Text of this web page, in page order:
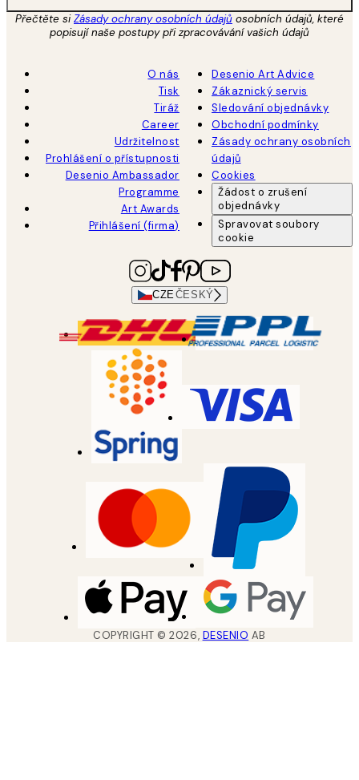
Přečtěte siZásady ochrany osobních údajů osobních údajů, které
popisují naše postupy při zpracovávání vašich údajů
O nás
Tisk
Tiráž
Career
Udržitelnost
Prohlášení o přístupnosti
Desenio Ambassador
Programme
Art Awards
Přihlášení (firma)
Desenio Art Advice
Zákaznický servis
Sledování objednávky
Obchodní podmínky
Zásady ochrany osobních
údajů
Cookies
Žádost o zrušení
objednávky
Spravovat soubory
cookie
CZEČESKÝ
COPYRIGHT ©2026, DESENIO AB